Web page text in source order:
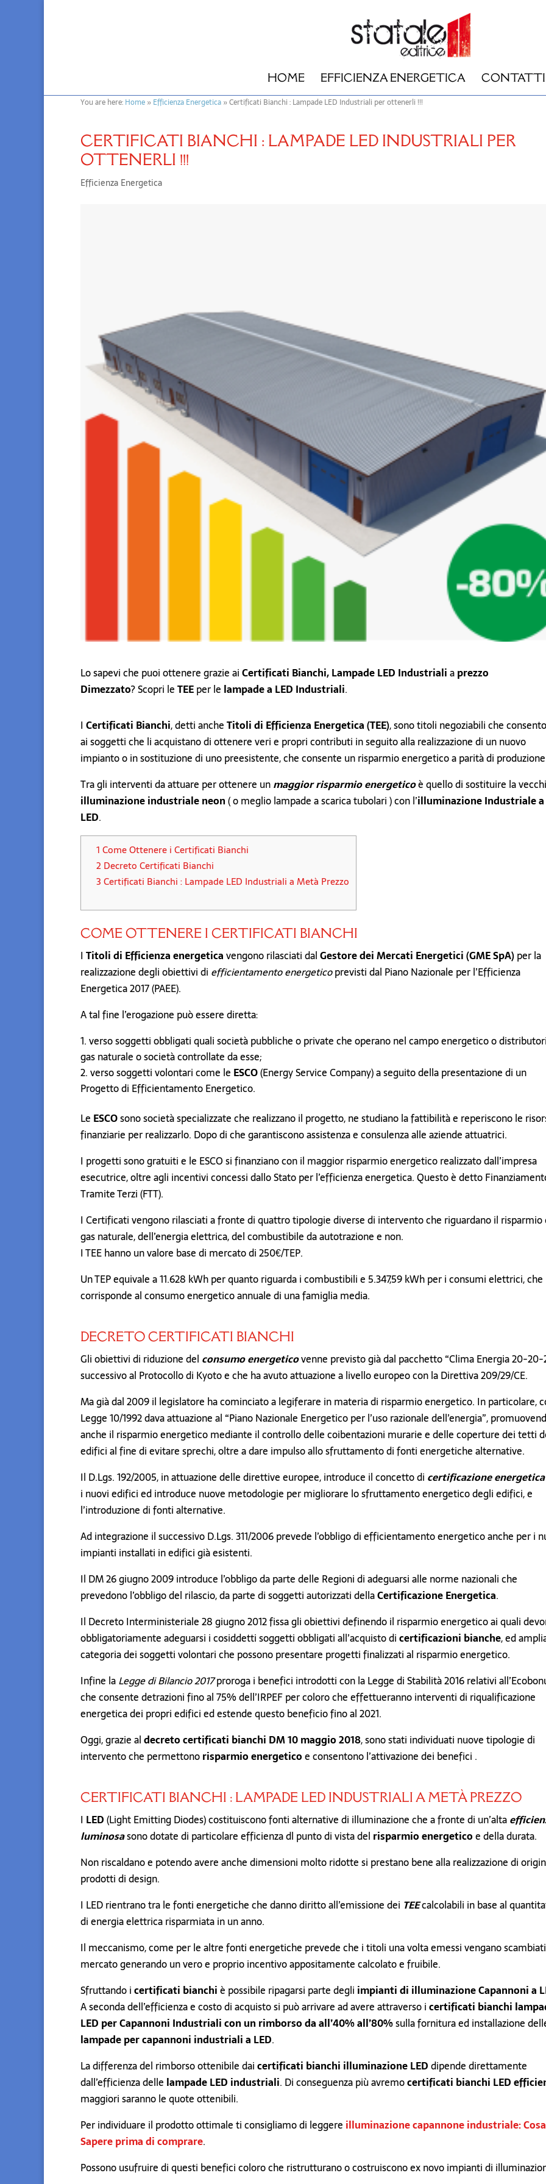
HOME EFFICIENZA ENERGETICA CONTATTI
You are here: Home » Efficienza Energetica »Certificati Bianchi : Lampade LED Industriali per ottenerli !!!
CERTIFICATI BIANCHI : LAMPADE LED INDUSTRIALI PER
OTTENERLI !!!
Efficienza Energetica
Lo sapevi che puoi ottenere grazie aiCertificati Bianchi, Lampade LED Industrialiaprezzo
Dimezzato? Scopri leTEEper le lampade a LED Industriali.
I Certificati Bianchi, detti ancheTitoli di Efficienza Energetica (TEE), sono titoli negoziabili che
ai soggetti che li acquistano di ottenere veri e propri contributi in seguito alla realizzazione di un nuovo
impianto o in sostituzione di uno preesistente, che consente un risparmio energetico a parità di
Tra gli interventi da attuare per ottenere unmaggior risparmio energeticoè quello di sostituire la
illuminazione industriale neon( o meglio lampade a scarica tubolari ) con l’illuminazione Industriale a
LED.
1 Come Ottenere i Certificati Bianchi
2 Decreto Certificati Bianchi
3 Certificati Bianchi : Lampade LED Industriali a Metà Prezzo
COME OTTENERE I CERTIFICATI BIANCHI
I Titoli di Efficienza energeticavengono rilasciati dalGestore dei Mercati Energetici (GME SpA)per la
realizzazione degli obiettivi di efficientamento energeticoprevisti dal Piano Nazionale per l’Efficienza
Energetica 2017 (PAEE).
A tal fine l’erogazione può essere diretta:
verso soggetti obbligati quali società pubbliche o private che operano nel campo energetico o
gas naturale o società controllate da esse;
verso soggetti volontari come le ESCO(Energy Service Company) a seguito della presentazione di un
Progetto di Efficientamento Energetico.
Le ESCOsono società specializzate che realizzano il progetto, ne studiano la fattibilità e reperiscono le
finanziarie per realizzarlo. Dopo di che garantiscono assistenza e consulenza alle aziende attuatrici.
I progetti sono gratuiti e le ESCO si finanziano con il maggior risparmio energetico realizzato dall’impresa
esecutrice, oltre agli incentivi concessi dallo Stato per l’efficienza energetica. Questo è detto
Tramite Terzi (FTT).
I Certificati vengono rilasciati a fronte di quattro tipologie diverse di intervento che riguardano il risparmio
gas naturale, dell’energia elettrica, del combustibile da autotrazione e non.
I TEE hanno un valore base di mercato di 250€/TEP.
Un TEP equivale a 11.628 kWh per quanto riguarda i combustibili e 5.347,59 kWh per i consumi elettrici, che
corrisponde al consumo energetico annuale di una famiglia media.
DECRETO CERTIFICATI BIANCHI
Gli obiettivi di riduzione del consumo energeticovenne previsto già dal pacchetto “Clima Energia 20-20-
successivo al Protocollo di Kyoto e che ha avuto attuazione a livello europeo con la Direttiva 209/29/CE.
Ma già dal 2009 il legislatore ha cominciato a legiferare in materia di risparmio energetico. In particolare,
Legge 10/1992 dava attuazione al “Piano Nazionale Energetico per l’uso razionale dell’energia”,
anche il risparmio energetico mediante il controllo delle coibentazioni murarie e delle coperture dei tetti
edifici al fine di evitare sprechi, oltre a dare impulso allo sfruttamento di fonti energetiche alternative.
Il D.Lgs. 192/2005, in attuazione delle direttive europee, introduce il concetto di certificazione energetica
i nuovi edifici ed introduce nuove metodologie per migliorare lo sfruttamento energetico degli edifici, e
l’introduzione di fonti alternative.
Ad integrazione il successivo D.Lgs. 311/2006 prevede l’obbligo di efficientamento energetico anche per i
impianti installati in edifici già esistenti.
Il DM 26 giugno 2009 introduce l’obbligo da parte delle Regioni di adeguarsi alle norme nazionali che
prevedono l’obbligo del rilascio, da parte di soggetti autorizzati dellaCertificazione Energetica.
Il Decreto Interministeriale 28 giugno 2012 fissa gli obiettivi definendo il risparmio energetico ai quali
obbligatoriamente adeguarsi i cosiddetti soggetti obbligati all’acquisto dicertificazioni bianche, ed
categoria dei soggetti volontari che possono presentare progetti finalizzati al risparmio energetico.
Infine laLegge di Bilancio 2017proroga i benefici introdotti con la Legge di Stabilità 2016 relativi
che consente detrazioni fino al 75% dell’IRPEF per coloro che effettueranno interventi di riqualificazione
energetica dei propri edifici ed estende questo beneficio fino al 2021.
Oggi, grazie aldecreto certificati bianchi DM 10 maggio 2018, sono stati individuati nuove tipologie di
intervento che permettonorisparmio energeticoe consentono l’attivazione dei benefici .
CERTIFICATI BIANCHI : LAMPADE LED INDUSTRIALI A METÀ PREZZO
I LED(Light Emitting Diodes) costituiscono fonti alternative di illuminazione che a fronte di un’alta
luminosasono dotate di particolare efficienza dl punto di vista del risparmio energeticoe della durata.
Non riscaldano e potendo avere anche dimensioni molto ridotte si prestano bene alla realizzazione di
prodotti di design.
I LED rientrano tra le fonti energetiche che danno diritto all’emissione dei TEEcalcolabili in base al
di energia elettrica risparmiata in un anno.
Il meccanismo, come per le altre fonti energetiche prevede che i titoli una volta emessi vengano
mercato generando un vero e proprio incentivo appositamente calcolato e fruibile.
Sfruttando icertificati bianchiè possibile ripagarsi parte degli impianti di illuminazione Capannoni a
A seconda dell’efficienza e costo di acquisto si può arrivare ad avere attraverso icertificati bianchi
LED per Capannoni Industriali con un rimborso da all’40% all’80%sulla fornitura ed installazione
lampade per capannoni industriali a LED.
La differenza del rimborso ottenibile daicertificati bianchi illuminazione LEDdipende direttamente
dall’efficienza delle lampade LED industriali. Di conseguenza più avremocertificati bianchi LED
maggiori saranno le quote ottenibili.
Per individuare il prodotto ottimale ti consigliamo di leggere illuminazione capannone industriale: Cosa
Sapere prima di comprare.
Possono usufruire di questi benefici coloro che ristrutturano o costruiscono ex novo impianti di